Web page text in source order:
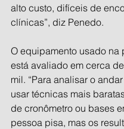
alto custo, difíceis de
clínicas”, diz Penedo.
O equipamento usado na
está avaliado em cerca
mil. “Para analisar o
usar técnicas mais
de cronômetro ou bases
pessoa pisa, mas os